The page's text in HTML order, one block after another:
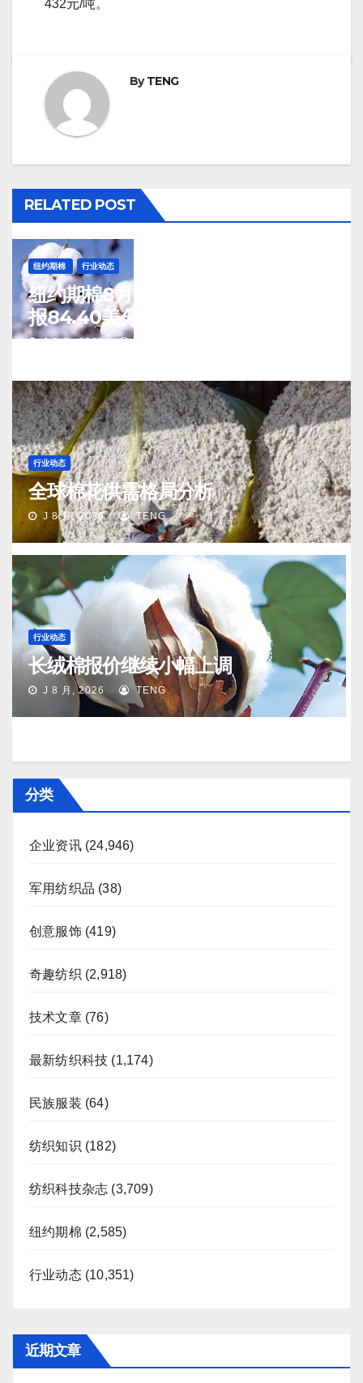
432元/吨。
ByTENG
RELATED POST
纽约期棉 行业动态
纽约期棉8月7日(周五)收涨12月合约
报84.40美分/磅
J 8 月, 2026 TENG
行业动态
全球棉花供需格局分析
J 8 月, 2026 TENG
行业动态
长绒棉报价继续小幅上调
J 8 月, 2026 TENG
分类
企业资讯(24,946)
军用纺织品 (38)
创意服饰(419)
奇趣纺织 (2,918)
技术文章(76)
最新纺织科技 (1,174)
民族服装 (64)
纺织知识 (182)
纺织科技杂志 (3,709)
纽约期棉 (2,585)
行业动态(10,351)
近期文章